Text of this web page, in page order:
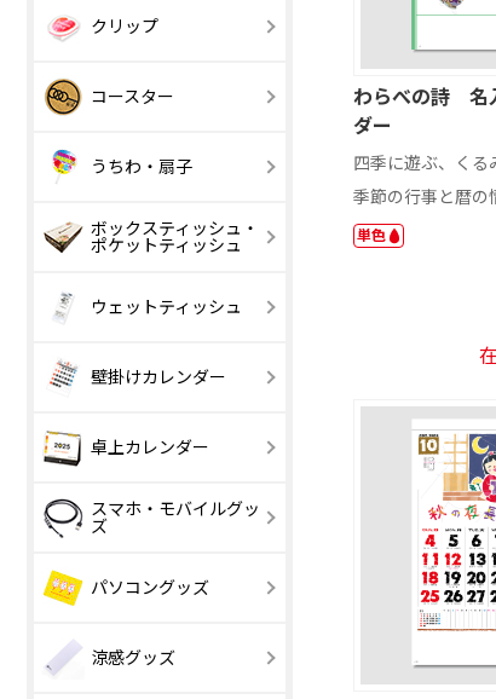
【激安】100 円
以下
101
501 円以上
丸型 角丸
【激安】50 円
以下
室内用マグネッ
ホワイ
マグネットバー エコマ
四角型
レー
31 ～
クリップ
アクリルクリッ
プ
木製
3個タイプ
レー
201 ～
コースター
コルク サス
MDF デ
レー
【激安】100 円
101 ～
うちわ・扇子
ボックスティッシュ・
ポケットティッシュ
ウェットティッシュ
壁掛けカレンダー
スケジュール文
写真入
ュ
和風
その
卓上カレンダー
イ
ペッ
スマホ・モバイルグッ
ズ
パソコングッズ
涼感グッズ
わらべの詩 名
ダー
四季に遊ぶ、くる
季節の行事と暦の
単色